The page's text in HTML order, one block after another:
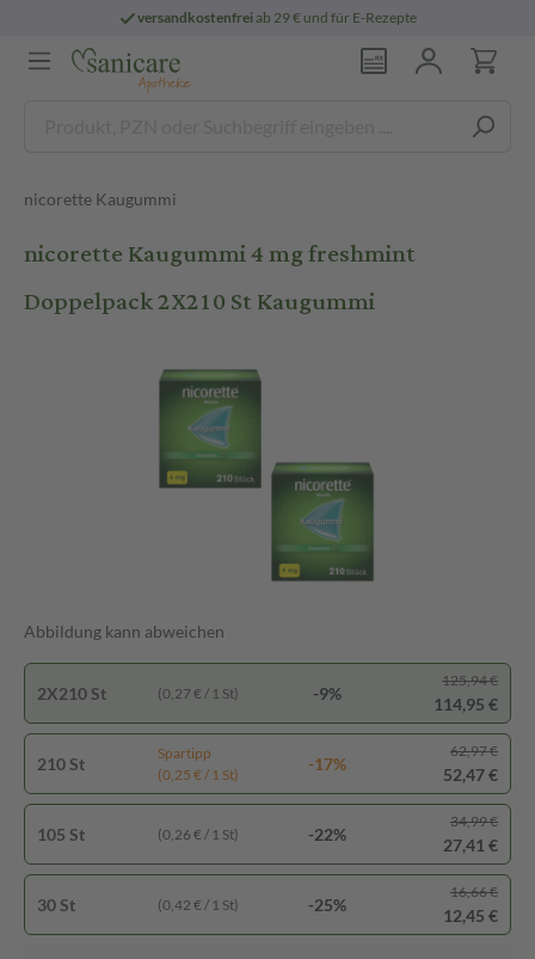
versandkostenfreiab 29 € und für E-Rezepte
nicorette Kaugummi
nicorette Kaugummi 4 mg freshmint
Doppelpack 2X210 St Kaugummi
Abbildung kann abweichen
2X210 St (0,27 € / 1 St) -9%
125,94 €
114,95 €
210 St
Spartipp
(0,25 € / 1 St)
-17%
62,97 €
52,47 €
105 St (0,26 € / 1 St) -22%
34,99 €
27,41 €
30 St (0,42 € / 1 St) -25%
16,66 €
12,45 €